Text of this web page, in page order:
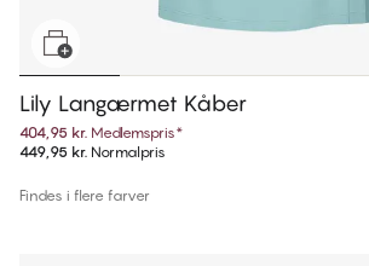
Lily Langærmet Kåber
404,95 kr. Medlemspris*
449,95 kr. Normalpris
Findes i flere farver